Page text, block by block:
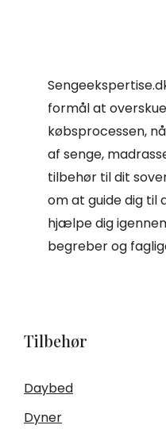
formål at
købsprocessen,
af senge,
tilbehør til dit
om at guide dig til
hjælpe dig
begreber og
Tilbehør
Daybed
Dyner